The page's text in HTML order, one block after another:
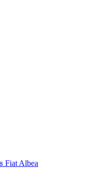
Fiat Albea